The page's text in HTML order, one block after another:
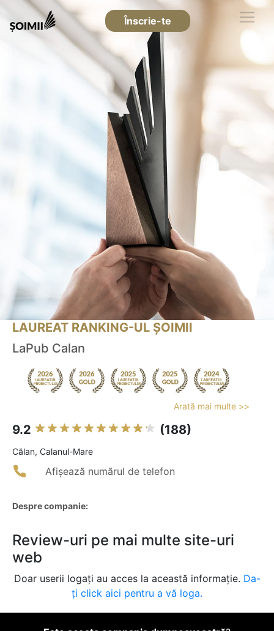
Înscrie-te
LAUREAT RANKING-UL ȘOIMII
LaPub Calan
Arată mai multe >>
9.2 (188)
Călan, Calanul-Mare
Afișează numărul de telefon
Despre companie:
Review-uri pe mai multe site-uri
web
Doar userii logați au acces la această informație. Da-
ți click aici pentru a vă loga.